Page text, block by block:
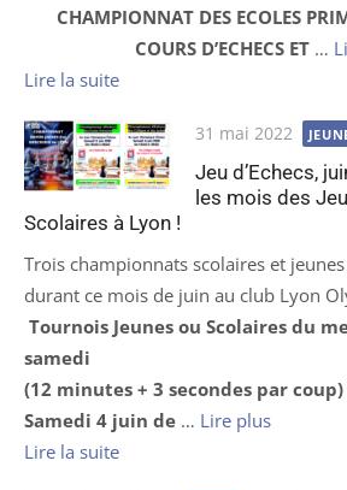
CHAMPIONNAT DES ECOLES
COURS D’ECHECS ET …
Lire la suite
Publié
le
31 mai 2022
Jeu d’Echecs,
les mois des
Scolaires à Lyon !
Trois championnats scolaires et jeunes
durant ce mois de juin au club Lyon
Tournois Jeunes ou Scolaires du
samedi
(12 minutes + 3 secondes par coup)
Samedi 4 juin de … Lire plus
Lire la suite